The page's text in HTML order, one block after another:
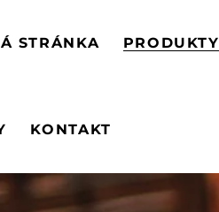
STRÁNKA PRODUKTY
KONTAKT